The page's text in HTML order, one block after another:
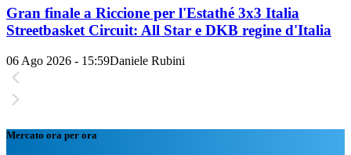
Gran finale a Riccione per l'Estathé 3x3 Italia
Streetbasket Circuit: All Star e DKB regine d'Italia
06 Ago 2026 - 15:59Daniele Rubini
Mercato ora per ora